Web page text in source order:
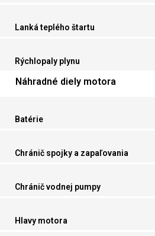
Lanká teplého štartu
Rýchlopaly plynu
Náhradné diely motora
Batérie
Chránič spojky a zapaľovania
Chránič vodnej pumpy
Hlavy motora